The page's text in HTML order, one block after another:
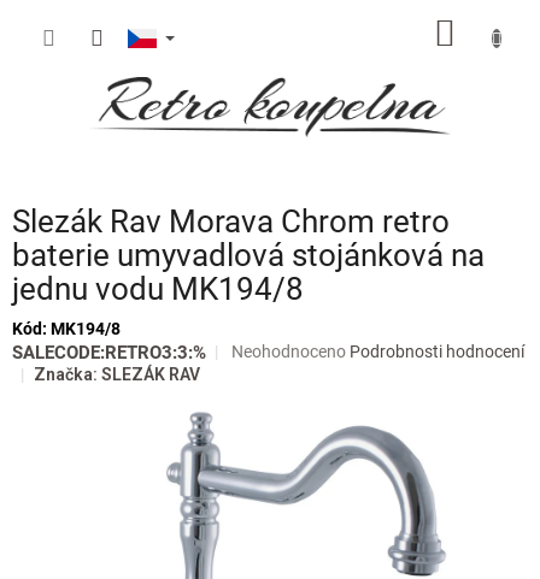
Slezák Rav Morava Chrom retro
baterie umyvadlová stojánková na
jednu vodu MK194/8
Kód: MK194/8
SALECODE:RETRO3:3:%
Průměrné
z
5
hvězdiček.
Neohodnoceno Podrobnosti hodnocení
Značka: SLEZÁK RAV